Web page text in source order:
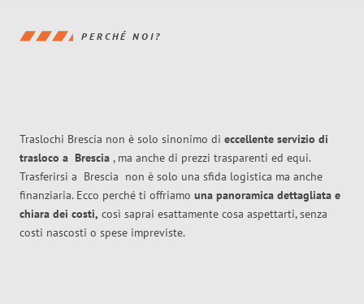
PERCHÉ NOI?
Traslochi Brescia non è solo sinonimo di eccellente servizio di
trasloco a Brescia , ma anche di prezzi trasparenti ed equi.
Trasferirsi a Brescia non è solo una sfida logistica ma anche
finanziaria. Ecco perché ti offriamo una panoramica dettagliata e
chiara dei costi, così saprai esattamente cosa aspettarti, senza
costi nascosti o spese impreviste.